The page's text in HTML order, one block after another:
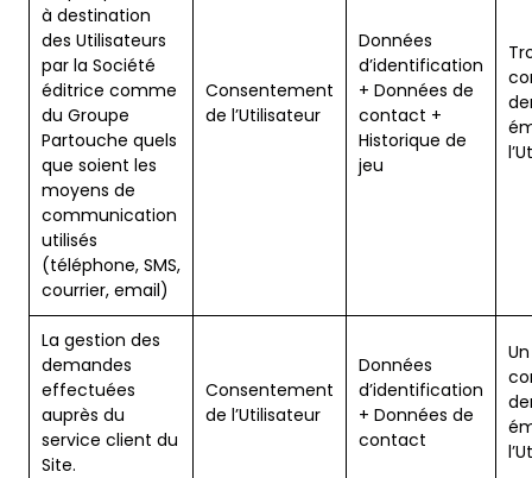
à destination
des Utilisateurs
par la Société
éditrice comme
du Groupe
Partouche quels
que soient les
moyens de
communication
utilisés
(téléphone, SMS,
courrier, email)
Consentement
de l’Utilisateur
Données
d’identification
+ Données de
contact +
Historique de
jeu
La gestion des
demandes
effectuées
auprès du
service client du
Site.
Consentement
de l’Utilisateur
Données
d’identification
+ Données de
contact